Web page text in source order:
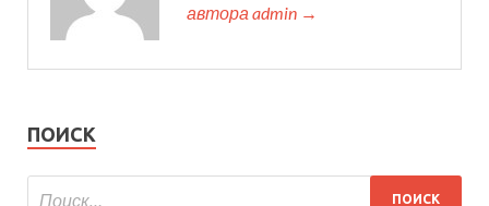
автора admin →
ПОИСК